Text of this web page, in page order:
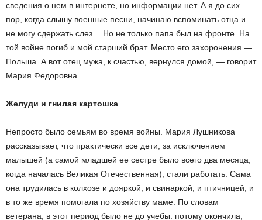
сведения о нем в интернете, но информации нет. А я до сих
пор, когда слышу военные песни, начинаю вспоминать отца и
не могу сдержать слез… Но не только папа был на фронте. На
той войне погиб и мой старший брат. Место его захоронения —
Польша. А вот отец мужа, к счастью, вернулся домой, — говорит
Мария Федоровна.
Желуди и гнилая картошка
Непросто было семьям во время войны. Мария Лушникова
рассказывает, что практически все дети, за исключением
малышей (а самой младшей ее сестре было всего два месяца,
когда началась Великая Отечественная), стали работать. Сама
она трудилась в колхозе и дояркой, и свинаркой, и птичницей, и
в то же время помогала по хозяйству маме. По словам
ветерана, в этот период было не до учебы: потому окончила,